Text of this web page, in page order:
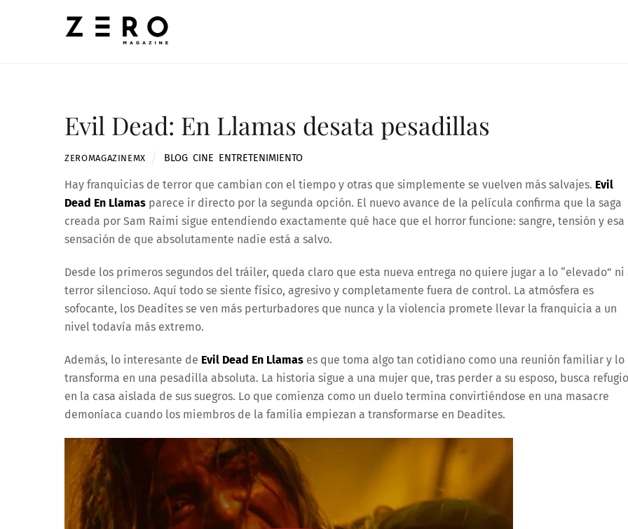
Evil Dead: En Llamas desata pesadillas
ZEROMAGAZINEMX BLOG, CINE ENTRETENIMIENTO
Hay franquicias de terror que cambian con el tiempo y otras que simplemente se vuelven más salvajes. Evil
Dead En Llamas parece ir directo por la segunda opción. El nuevo avance de la película confirma que la saga
creada por Sam Raimi sigue entendiendo exactamente qué hace que el horror funcione: sangre, tensión y esa
sensación de que absolutamente nadie está a salvo.
Desde los primeros segundos del tráiler, queda claro que esta nueva entrega no quiere jugar a lo “elevado” ni
terror silencioso. Aquí todo se siente físico, agresivo y completamente fuera de control. La atmósfera es
sofocante, los Deadites se ven más perturbadores que nunca y la violencia promete llevar la franquicia a un
nivel todavía más extremo.
Además, lo interesante de Evil Dead En Llamas es que toma algo tan cotidiano como una reunión familiar y lo
transforma en una pesadilla absoluta. La historia sigue a una mujer que, tras perder a su esposo, busca refugio
en la casa aislada de sus suegros. Lo que comienza como un duelo termina convirtiéndose en una masacre
demoníaca cuando los miembros de la familia empiezan a transformarse en Deadites.